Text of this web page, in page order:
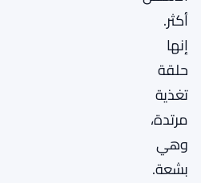
أكثر.
إنها
حلقة
تغذية
مرتدة،
وهي
بشعة.